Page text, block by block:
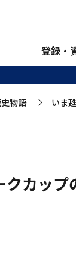
登録・
記憶2
物語 >
いま
クカップ